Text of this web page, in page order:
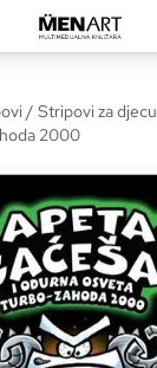
/Stripovi za djecu
2000